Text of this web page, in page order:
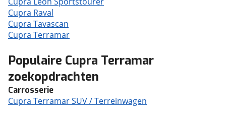
Cupra Raval
Cupra Tavascan
Cupra Terramar
Populaire Cupra Terramar
zoekopdrachten
Carrosserie
Cupra Terramar SUV / Terreinwagen